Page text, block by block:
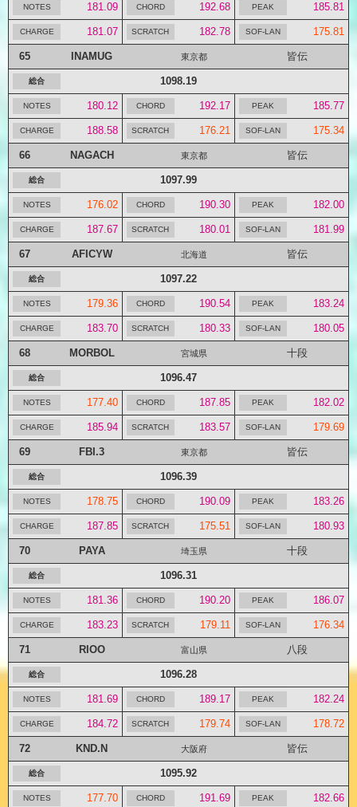
181.09 192.68 185.81
181.07 182.78 175.81
65 INAMUG 東京都 皆伝
1098.19
180.12 192.17 185.77
188.58 176.21 175.34
66 NAGACH 東京都 皆伝
1097.99
176.02 190.30 182.00
187.67 180.01 181.99
67 AFICYW 北海道 皆伝
1097.22
179.36 190.54 183.24
183.70 180.33 180.05
68 MORBOL 宮城県 十段
1096.47
177.40 187.85 182.02
185.94 183.57 179.69
69 FBI.3 東京都 皆伝
1096.39
178.75 190.09 183.26
187.85 175.51 180.93
70 PAYA 埼玉県 十段
1096.31
181.36 190.20 186.07
183.23 179.11 176.34
71 RIOO 富山県 八段
1096.28
181.69 189.17 182.24
184.72 179.74 178.72
72 KND.N 大阪府 皆伝
1095.92
177.70 191.69 182.66